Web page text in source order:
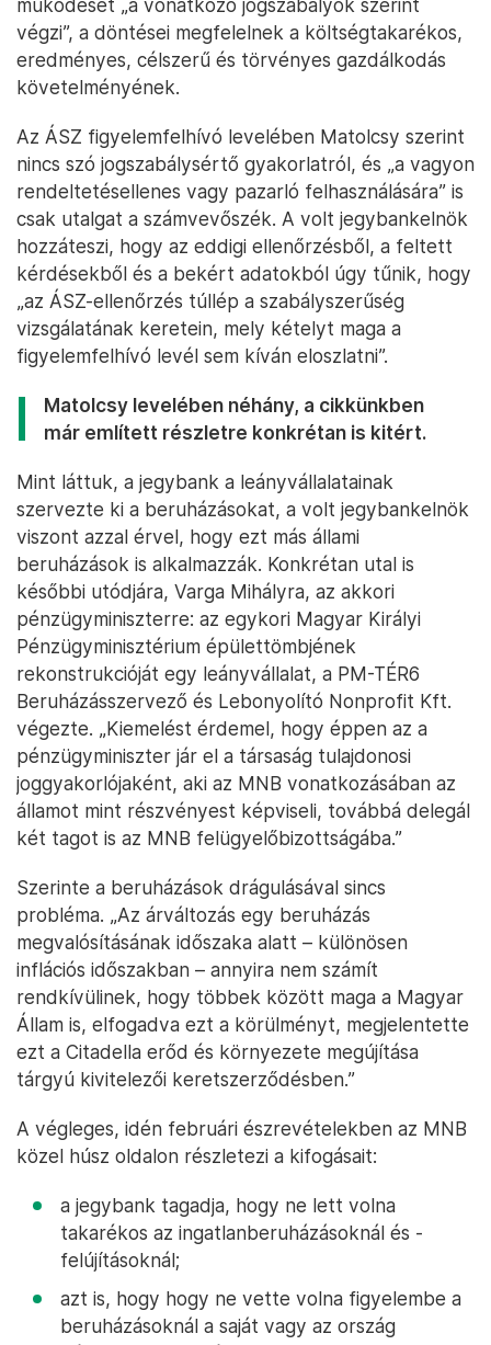
György akkori jegybankelnök írt 2023
novemberében Windisch László ÁSZ-elnök
figyelemfelhívó levelére, a másik pedig az ÁSZ-
jelentésre adott észrevétel, amit 2025. február 28-
án küldött meg az MNB, szintén még Matolcsy
nevében.
Matolcsy a 2023. novemberi levélben azt írja, négy
pontban módosítják a működésüket, majd rátér az
észrevételek listájára, amit az elmúlt tizenöt évben
azzal a sokat hallott érvvel kezd, hogy a jegybank a
működését „a vonatkozó jogszabályok szerint
végzi”, a döntései megfelelnek a költségtakarékos,
eredményes, célszerű és törvényes gazdálkodás
követelményének.
Az ÁSZ figyelemfelhívó levelében Matolcsy szerint
nincs szó jogszabálysértő gyakorlatról, és „a vagyon
rendeltetésellenes vagy pazarló felhasználására” is
csak utalgat a számvevőszék. A volt jegybankelnök
hozzáteszi, hogy az eddigi ellenőrzésből, a feltett
kérdésekből és a bekért adatokból úgy tűnik, hogy
„az ÁSZ-ellenőrzés túllép a szabályszerűség
vizsgálatának keretein, mely kételyt maga a
figyelemfelhívó levél sem kíván eloszlatni”.
Matolcsy levelében néhány, a cikkünkben
már említett részletre konkrétan is kitért.
Mint láttuk, a jegybank a leányvállalatainak
szervezte ki a beruházásokat, a volt jegybankelnök
viszont azzal érvel, hogy ezt más állami
későbbi utódjára, Varga Mihályra, az akkori
pénzügyminiszterre: az egykori Magyar Királyi
Pénzügyminisztérium épülettömbjének
rekonstrukcióját egy leányvállalat, a PM-TÉR6
Beruházásszervező és Lebonyolító Nonprofit Kft.
végezte. „Kiemelést érdemel, hogy éppen az a
pénzügyminiszter jár el a társaság tulajdonosi
joggyakorlójaként, aki az MNB vonatkozásában az
államot mint részvényest képviseli, továbbá delegál
két tagot is az MNB felügyelőbizottságába.”
probléma. „Az árváltozás egy beruházás
megvalósításának időszaka alatt – különösen
inflációs időszakban – annyira nem számít
rendkívülinek, hogy többek között maga a Magyar
Állam is, elfogadva ezt a körülményt, megjelentette